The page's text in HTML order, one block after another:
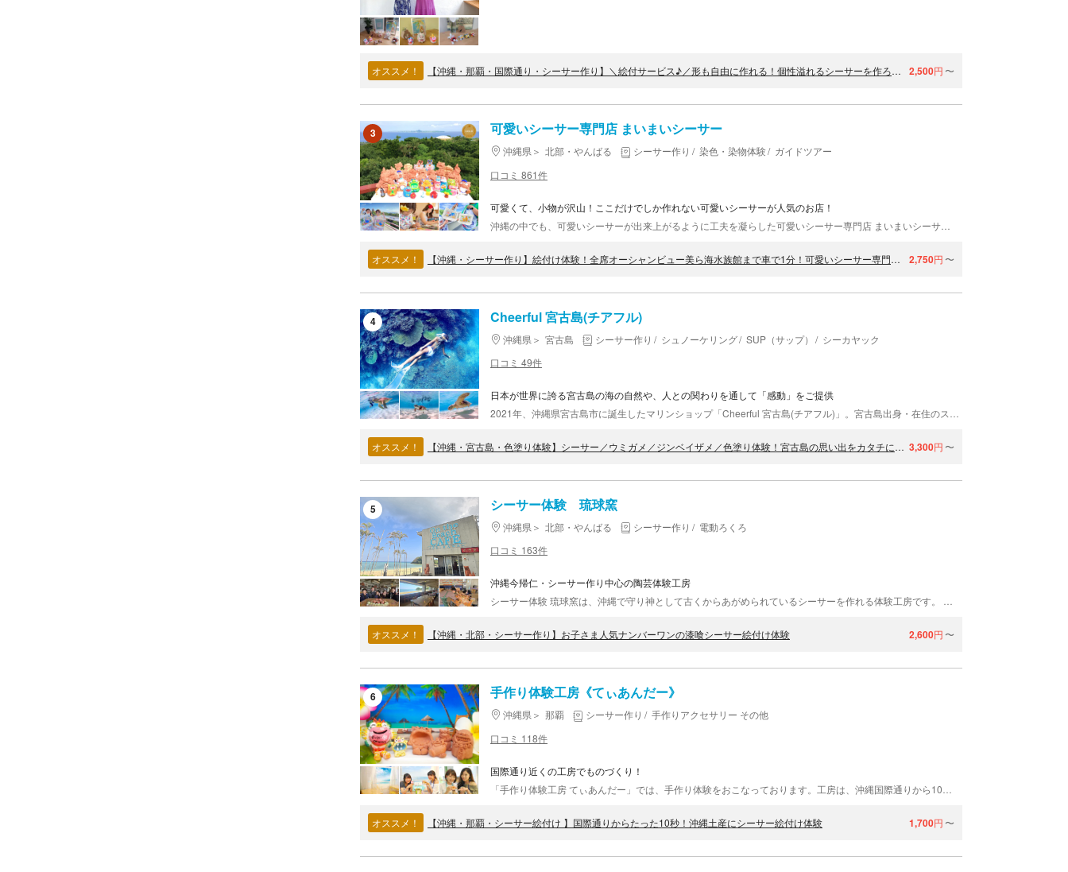
オススメ！ 【沖縄・那覇・国際通り・シーサー作り】＼絵付サービス♪／形も自由に作れる！個性溢れるシーサーを作ろう(1体) 2,500円 〜
3 可愛いシーサー専門店 まいまいシーサー
沖縄県 北部・やんばる シーサー作り 染色・染物体験
ガイドツアー
口コミ 861件
可愛くて、小物が沢山！ここだけでしか作れない可愛いシーサーが人気のお店！
オススメ！ 【沖縄・シーサー作り】絵付け体験！全席オーシャンビュー美ら海水族館まで車で1分！可愛いシーサー専門店！乳幼児の参加OK！ 2,750円 〜
4 Cheerful 宮古島(チアフル)
沖縄県 宮古島 シーサー作り シュノーケリング SUP（サップ）
シーカヤック
口コミ 49件
日本が世界に誇る宮古島の海の自然や、人との関わりを通して「感動」をご提供
オススメ！ 【沖縄・宮古島・色塗り体験】シーサー／ウミガメ／ジンベイザメ／色塗り体験！宮古島の思い出をカタチにできる☆ 3,300円 〜
5 シーサー体験 琉球窯
沖縄県 北部・やんばる シーサー作り
電動ろくろ
口コミ 163件
沖縄今帰仁・シーサー作り中心の陶芸体験工房
シーサー体験 琉球窯は、沖縄で守り神として古くからあがめられているシーサーを作れる体験工房です。 沖縄随一の規模を誇る工房で、シーサー作りとやちむん（焼き物）作りを体験出来ます。 琉球窯の体験工房内は、沖縄伝統のシーサー作りが予約なしでお気軽に体験できます。 作って直ぐにお土産として持ち帰れる「シーサー絵付け」「素焼シーサー」 琉球土をこねて作り上げる「陶器シーサー」 漆喰(しっくい)と赤瓦で作る「漆喰シーサー」 など、ファミリーやカップル、女子会で人それぞれのメニューが選べます。シーサー作りや、やちむん体験ができるシーサー体験 琉球窯。沖縄にお越しの際は、ぜひお立ち寄りください！
オススメ！ 【沖縄・北部・シーサー作り】お子さま人気ナンバーワンの漆喰シーサー絵付け体験 2,600円 〜
6 手作り体験工房《てぃあんだー》
沖縄県 那覇 シーサー作り
手作りアクセサリー その他
口コミ 118件
国際通り近くの工房でものづくり！
オススメ！ 【沖縄・那覇・シーサー絵付け 】国際通りからたった10秒！沖縄土産にシーサー絵付け体験 1,700円 〜